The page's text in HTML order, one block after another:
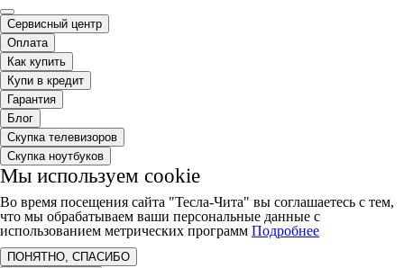
Сервисный центр
Оплата
Как купить
Купи в кредит
Гарантия
Блог
Скупка телевизоров
Скупка ноутбуков
Мы используем cookie
Во время посещения сайта "Тесла-Чита" вы соглашаетесь с тем,
что мы обрабатываем ваши персональные данные с
использованием метрических программ Подробнее
ПОНЯТНО, СПАСИБО